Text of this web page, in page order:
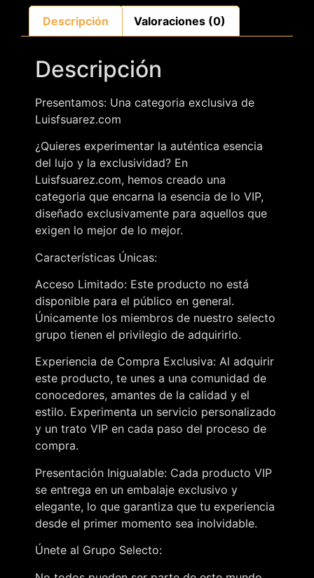
Descripción Valoraciones (0)
Descripción
Presentamos: Una categoria exclusiva de
Luisfsuarez.com
¿Quieres experimentar la auténtica esencia
del lujo y la exclusividad? En
Luisfsuarez.com, hemos creado una
categoria que encarna la esencia de lo VIP,
diseñado exclusivamente para aquellos que
exigen lo mejor de lo mejor.
Características Únicas:
Acceso Limitado: Este producto no está
disponible para el público en general.
Únicamente los miembros de nuestro selecto
grupo tienen el privilegio de adquirirlo.
Experiencia de Compra Exclusiva: Al adquirir
este producto, te unes a una comunidad de
conocedores, amantes de la calidad y el
estilo. Experimenta un servicio personalizado
y un trato VIP en cada paso del proceso de
compra.
Presentación Inigualable: Cada producto VIP
se entrega en un embalaje exclusivo y
elegante, lo que garantiza que tu experiencia
desde el primer momento sea inolvidable.
Únete al Grupo Selecto: